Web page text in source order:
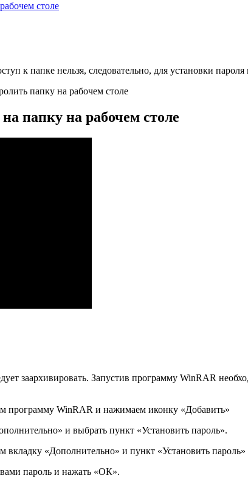
столе
к папке нельзя, следовательно, для установки
папку на рабочем столе
папку на рабочем столе
заархивировать. Запустив программу WinRAR
программу WinRAR и нажимаем иконку «Добавить»
и выбрать пункт «Установить пароль».
вкладку «Дополнительно» и пункт «Установить пароль»
пароль и нажать «ОК».